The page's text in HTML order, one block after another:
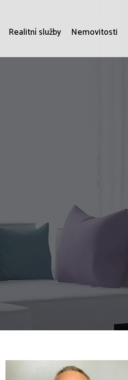
Realitní služby Nemovitosti